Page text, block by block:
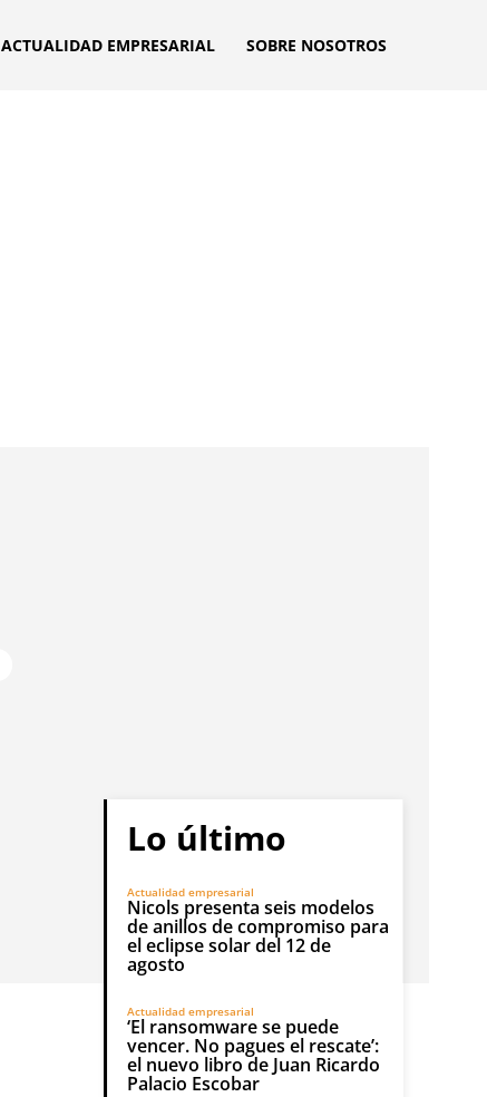
ACTUALIDAD EMPRESARIAL SOBRE NOSOTROS
Lo último
Actualidad empresarial
Nicols presenta seis modelos
de anillos de compromiso para
el eclipse solar del 12 de
agosto
Actualidad empresarial
‘El ransomware se puede
vencer. No pagues el rescate’:
el nuevo libro de Juan Ricardo
Palacio Escobar